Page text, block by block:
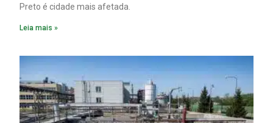
Preto é cidade mais afetada.
Leia mais »